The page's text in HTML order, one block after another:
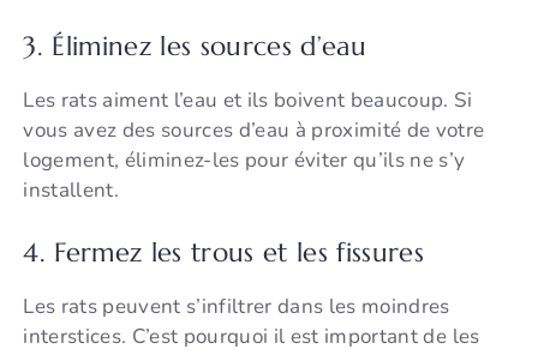
3. Éliminez les sources d’eau
Les rats aiment l’eau et ils boivent beaucoup. Si
vous avez des sources d’eau à proximité de votre
logement, éliminez-les pour éviter qu’ils ne s’y
installent.
4. Fermez les trous et les fissures
Les rats peuvent s’infiltrer dans les moindres
interstices. C’est pourquoi il est important de les